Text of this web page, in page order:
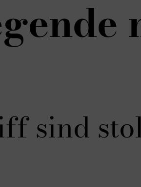
sind